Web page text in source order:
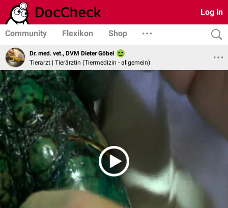
Log in
Community Flexikon Shop
Dr. med. vet., DVM Dieter Göbel
Tierarzt | Tierärztin (Tiermedizin - allgemein)